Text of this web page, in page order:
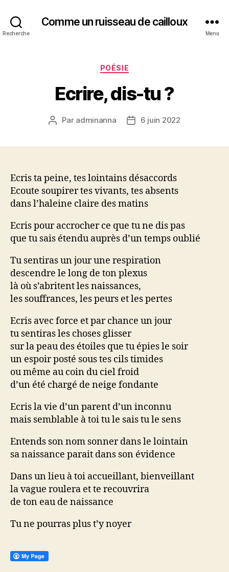
Recherche
Comme un ruisseau de cailloux
Menu
Catégories
POÉSIE
Ecrire, dis-tu ?
Auteur
Par adminanna
Date6 juin 2022
Ecris ta peine, tes lointains désaccords
Ecoute soupirer tes vivants, tes absents
dans l’haleine claire des matins
Ecris pour accrocher ce que tu ne dis pas
que tu sais étendu auprès d’un temps oublié
Tu sentiras un jour une respiration
descendre le long de ton plexus
là où s’abritent les naissances,
les souffrances, les peurs et les pertes
Ecris avec force et par chance un jour
tu sentiras les choses glisser
sur la peau des étoiles que tu épies le soir
un espoir posté sous tes cils timides
ou même au coin du ciel froid
d’un été chargé de neige fondante
Ecris la vie d’un parent d’un inconnu
mais semblable à toi tu le sais tu le sens
Entends son nom sonner dans le lointain
sa naissance parait dans son évidence
Dans un lieu à toi accueillant, bienveillant
la vague roulera et te recouvrira
de ton eau de naissance
Tu ne pourras plus t’y noyer